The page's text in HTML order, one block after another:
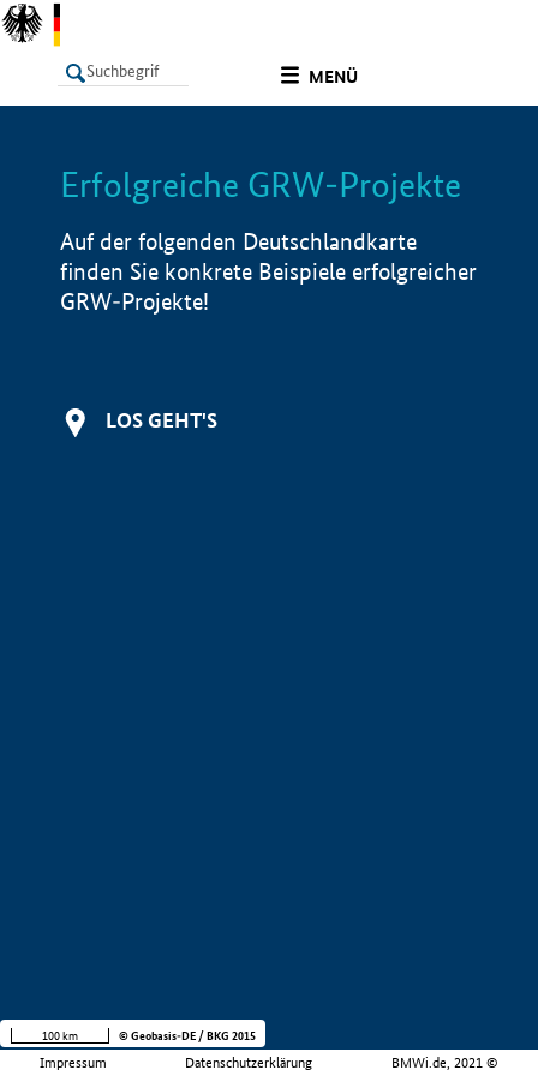
MENÜ
LISTE Info
Erfolgreiche GRW-Projekte
Auf der folgenden Deutschlandkarte
finden Sie konkrete Beispiele erfolgreicher
GRW-Projekte!
LOS GEHT'S
Impressum Datenschutzerklärung BMWi.de, 2021 ©
100 km © Geobasis-DE / BKG 2015